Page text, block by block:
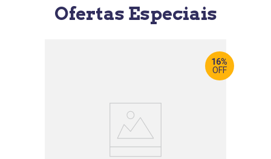
Ofertas Especiais
16%
OFF